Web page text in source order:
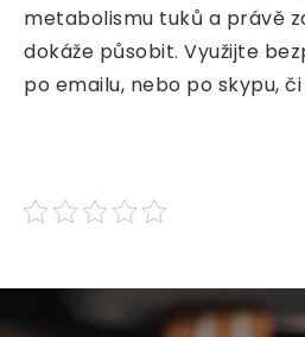
metabolismu tuků a právě
dokáže působit. Využijte
po emailu, nebo po skypu,